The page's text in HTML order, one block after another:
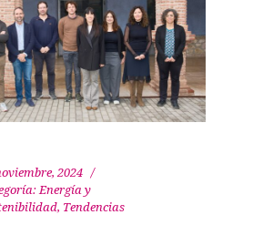
2024
Energía y
, Tendencias